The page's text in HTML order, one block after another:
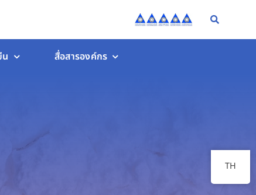
สื่อสารองค์กร
TH